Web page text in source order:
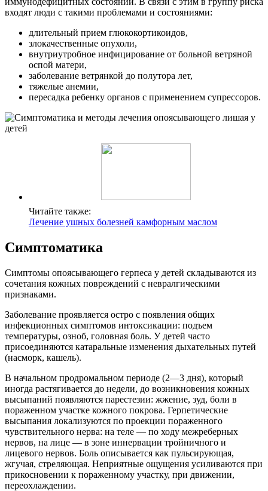
входят люди с такими проблемами и состояниями:
длительный прием глюкокортикоидов,
злокачественные опухоли,
внутриутробное инфицирование от больной ветряной
оспой матери,
заболевание ветрянкой до полутора лет,
тяжелые анемии,
пересадка ребенку органов с применением супрессоров.
Читайте также:
Лечение ушных болезней камфорным маслом
Симптоматика
Симптомы опоясывающего герпеса у детей складываются из
сочетания кожных повреждений с невралгическими
признаками.
Заболевание проявляется остро с появления общих
инфекционных симптомов интоксикации: подъем
температуры, озноб, головная боль. У детей часто
присоединяются катаральные изменения дыхательных путей
(насморк, кашель).
В начальном продромальном периоде (2—3 дня), который
иногда растягивается до недели, до возникновения кожных
высыпаний появляются парестезии: жжение, зуд, боли в
пораженном участке кожного покрова. Герпетические
высыпания локализуются по проекции пораженного
чувствительного нерва: на теле — по ходу межреберных
нервов, на лице — в зоне иннервации тройничного и
лицевого нервов. Боль описывается как пульсирующая,
жгучая, стреляющая. Неприятные ощущения усиливаются при
прикосновении к пораженному участку, при движении,
переохлаждении.